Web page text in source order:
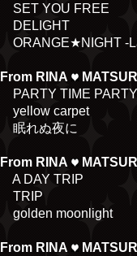
SET YOU FREE
DELIGHT
ORANGE★NIGHT -
From RINA
PARTY TIME
yellow carpet
眠れぬ夜に
From RINA
A DAY TRIP
TRIP
golden moonlight
From RINA